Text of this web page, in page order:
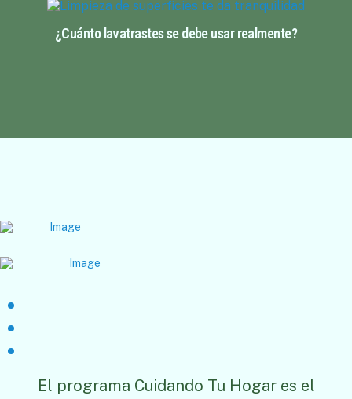
¿Cuánto lavatrastes se debe usar realmente?
El programa Cuidando Tu Hogar es el